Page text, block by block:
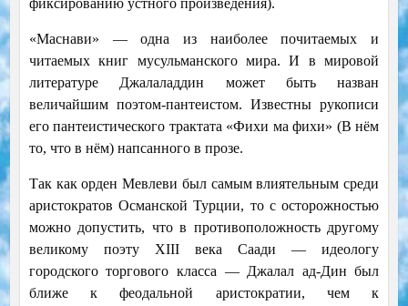
фиксированию устного произведения).
«Маснави» — одна из наиболее почитаемых и
читаемых книг мусульманского мира. И в мировой
литературе Джалаладдин может быть назван
величайшим поэтом-пантеистом. Известны рукописи
его пантеистического трактата «Фихи ма фихи» (В нём
то, что в нём) напсанного в прозе.
Так как орден Мевлеви был самым влиятельным среди
аристократов Османской Турции, то с осторожностью
можно допустить, что в противоположность другому
великому поэту XIII века Саади — идеологу
городского торгового класса — Джалал ад-Дин был
ближе к феодальной аристократии, чем к